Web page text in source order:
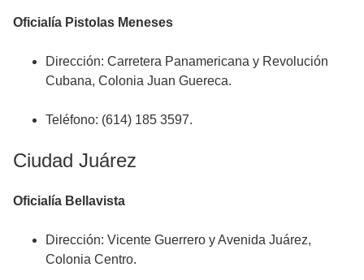
Oficialía Pistolas Meneses
Dirección: Carretera Panamericana y Revolución
Cubana, Colonia Juan Guereca.
Teléfono: (614) 185 3597.
Ciudad Juárez
Oficialía Bellavista
Dirección: Vicente Guerrero y Avenida Juárez,
Colonia Centro.